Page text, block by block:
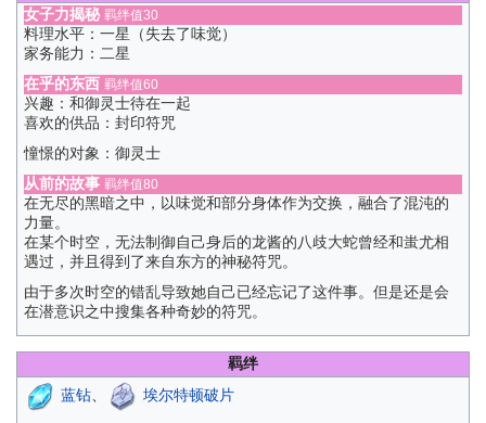
女子力揭秘 羁绊值30
料理水平：一星（失去了味觉）
家务能力：二星
在乎的东西 羁绊值60
兴趣：和御灵士待在一起
喜欢的供品：封印符咒
憧憬的对象：御灵士
从前的故事 羁绊值80
在无尽的黑暗之中，以味觉和部分身体作为交换，融合了混沌的
力量。
在某个时空，无法制御自己身后的龙酱的八歧大蛇曾经和蚩尤相
遇过，并且得到了来自东方的神秘符咒。
由于多次时空的错乱导致她自己已经忘记了这件事。但是还是会
在潜意识之中搜集各种奇妙的符咒。
羁绊
蓝钻、 埃尔特顿破片